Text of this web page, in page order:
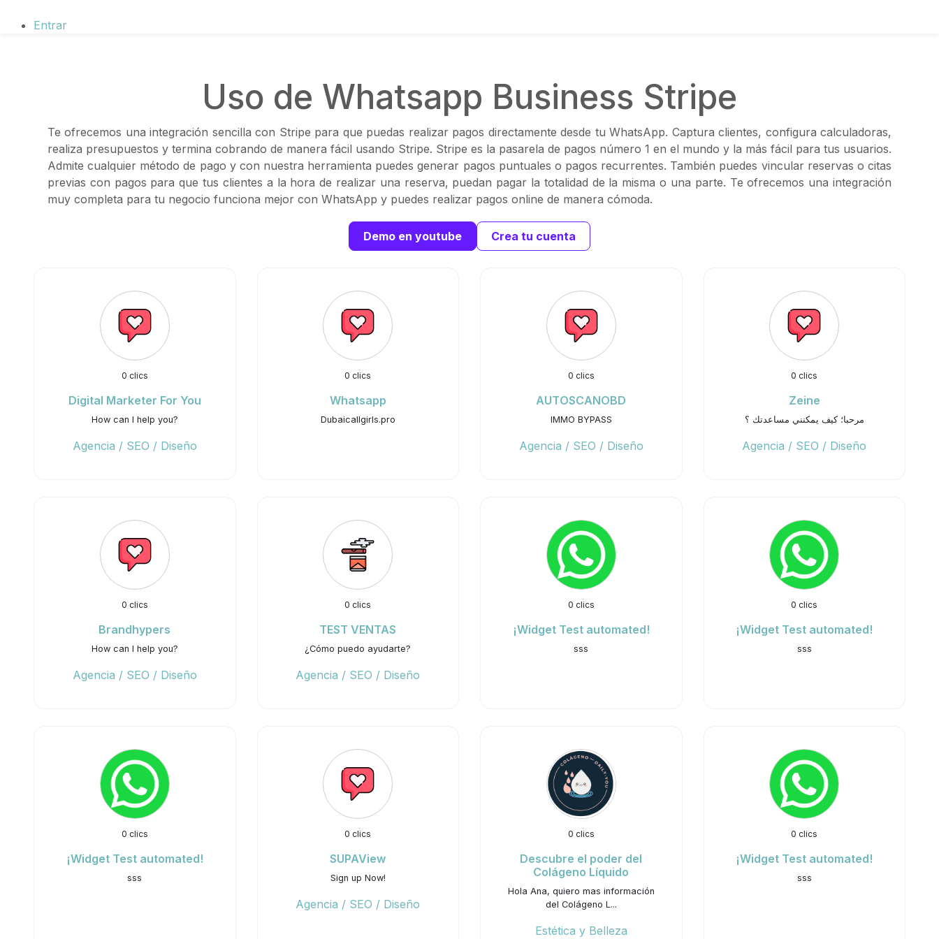
Entrar
Uso de Whatsapp Business Stripe
Te ofrecemos una integración sencilla con Stripe para que puedas realizar pagos directamente desde tu WhatsApp. Captura clientes, configura calculadoras,
realiza presupuestos y termina cobrando de manera fácil usando Stripe. Stripe es la pasarela de pagos número 1 en el mundo y la más fácil para tus usuarios.
Admite cualquier método de pago y con nuestra herramienta puedes generar pagos puntuales o pagos recurrentes. También puedes vincular reservas o citas
previas con pagos para que tus clientes a la hora de realizar una reserva, puedan pagar la totalidad de la misma o una parte. Te ofrecemos una integración
muy completa para tu negocio funciona mejor con WhatsApp y puedes realizar pagos online de manera cómoda.
Demo en youtube Crea tu cuenta
0 clics
Digital Marketer For You
How can I help you?
Agencia / SEO / Diseño
0 clics
Whatsapp
Dubaicallgirls.pro
0 clics
AUTOSCANOBD
IMMO BYPASS
Agencia / SEO / Diseño
0 clics
Zeine
مرحبا؛ كيف يمكنني مساعدتك ؟
Agencia / SEO / Diseño
0 clics
Brandhypers
How can I help you?
Agencia / SEO / Diseño
0 clics
TEST VENTAS
¿Cómo puedo ayudarte?
Agencia / SEO / Diseño
0 clics
¡Widget Test automated!
sss
0 clics
¡Widget Test automated!
sss
0 clics
¡Widget Test automated!
sss
0 clics
SUPAView
Sign up Now!
Agencia / SEO / Diseño
0 clics
Descubre el poder del
Colágeno Líquido
Hola Ana, quiero mas información
del Colágeno L...
Estética y Belleza
0 clics
¡Widget Test automated!
sss